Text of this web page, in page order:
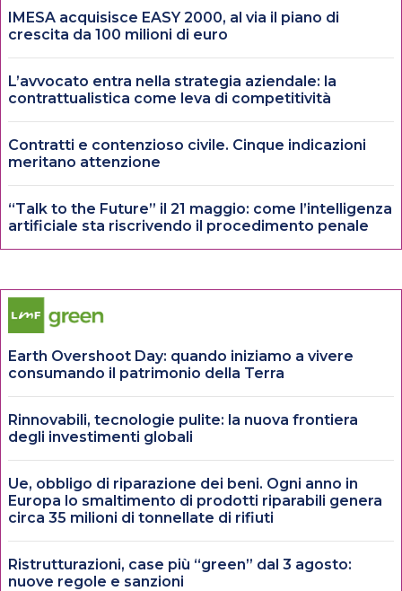
IMESA acquisisce EASY 2000, al via il piano di
crescita da 100 milioni di euro
L’avvocato entra nella strategia aziendale: la
contrattualistica come leva di competitività
Contratti e contenzioso civile. Cinque indicazioni
meritano attenzione
“Talk to the Future” il 21 maggio: come l’intelligenza
artificiale sta riscrivendo il procedimento penale
Earth Overshoot Day: quando iniziamo a vivere
consumando il patrimonio della Terra
Rinnovabili, tecnologie pulite: la nuova frontiera
degli investimenti globali
Ue, obbligo di riparazione dei beni. Ogni anno in
Europa lo smaltimento di prodotti riparabili genera
circa 35 milioni di tonnellate di rifiuti
Ristrutturazioni, case più “green” dal 3 agosto:
nuove regole e sanzioni